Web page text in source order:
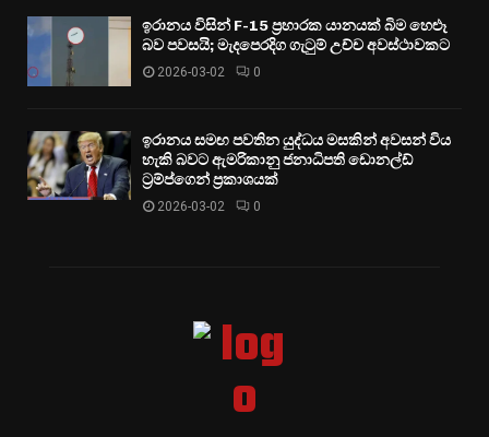
ඉරානය විසින් F-15 ප්‍රහාරක යානයක් බිම හෙළූ
බව පවසයි; මැදපෙරදිග ගැටුම් උච්ච අවස්ථාවකට
2026-03-02 0
ඉරානය සමඟ පවතින යුද්ධය මසකින් අවසන් විය
හැකි බවට ඇමරිකානු ජනාධිපති ඩොනල්ඩ්
ට්‍රම්ප්ගෙන් ප්‍රකාශයක්
2026-03-02 0